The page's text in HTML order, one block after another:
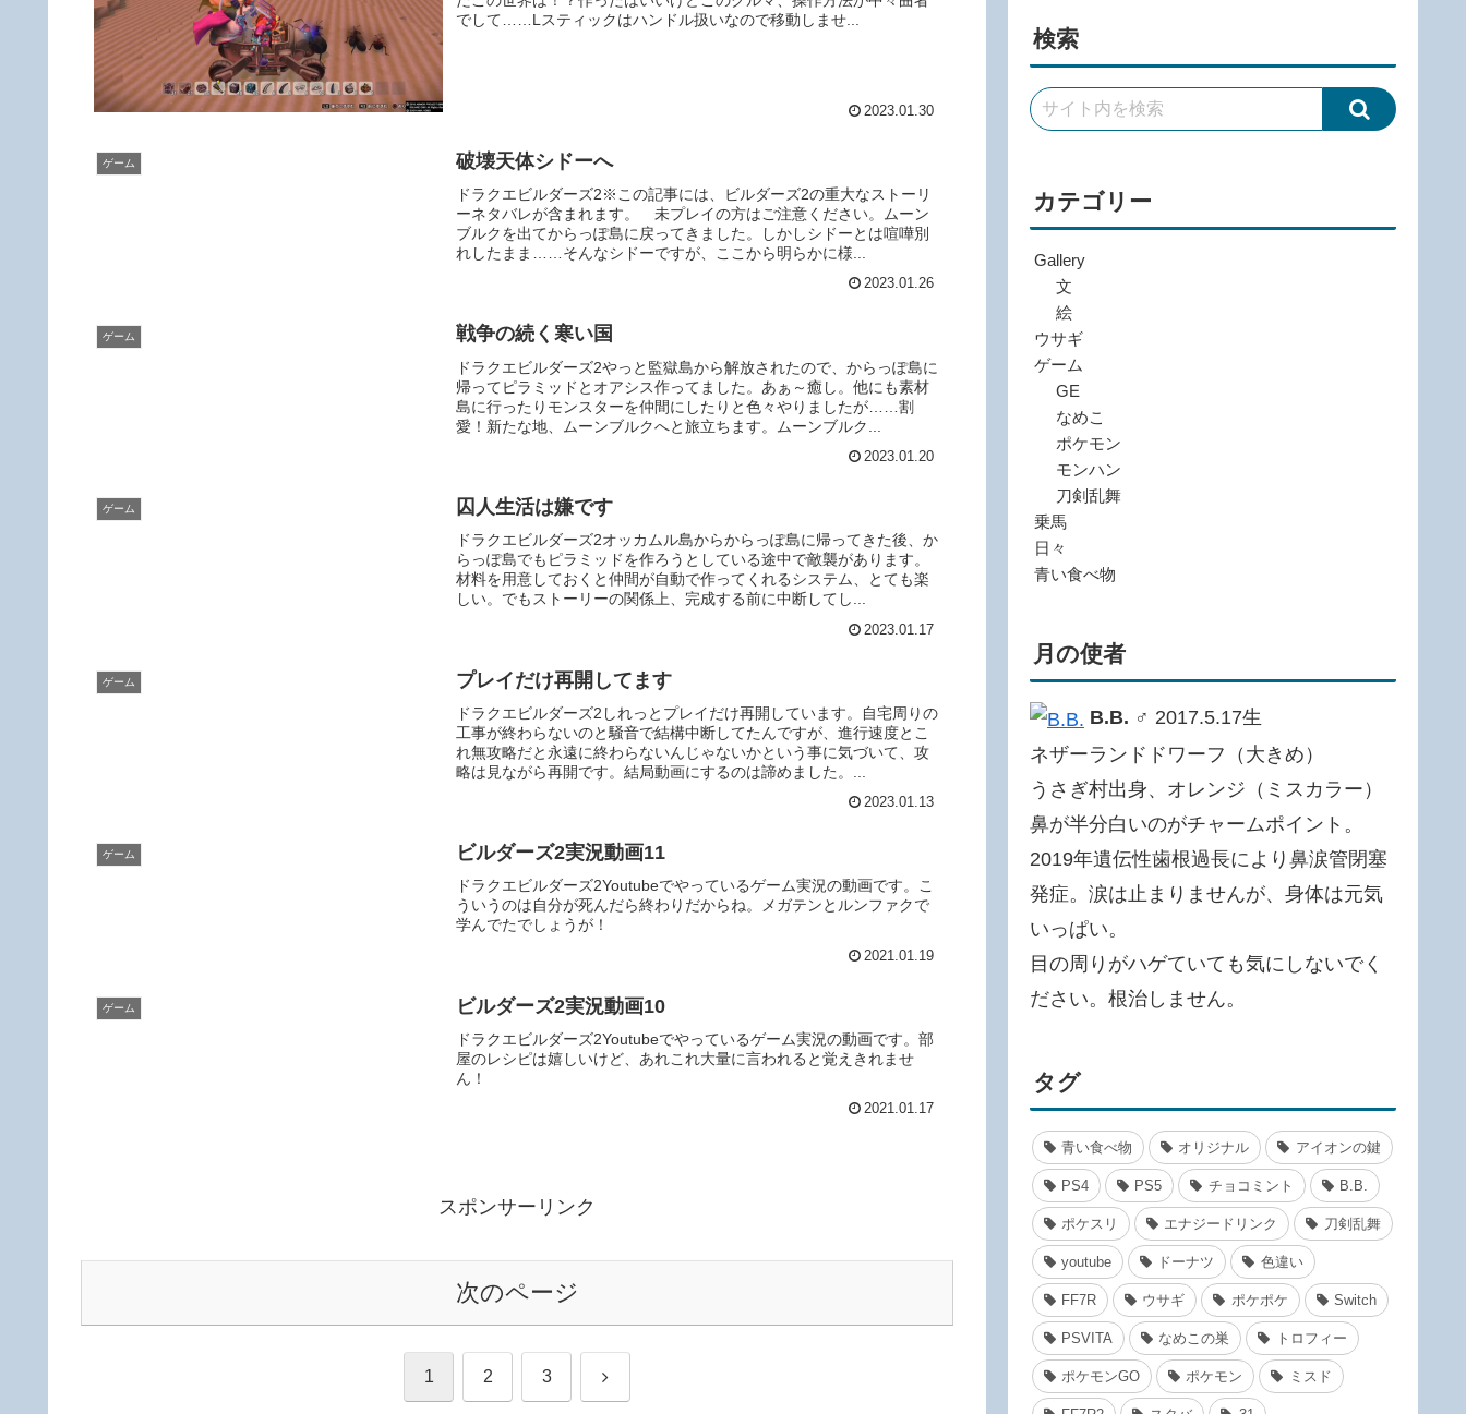
でして……Lスティックはハンドル扱いなので移動しませ...
2023.01.30
ゲーム 破壊天体シドーへ
ドラクエビルダーズ2※この記事には、ビルダーズ2の重大なストーリ
ーネタバレが含まれます。 未プレイの方はご注意ください。ムーン
ブルクを出てからっぽ島に戻ってきました。しかしシドーとは喧嘩別
れしたまま……そんなシドーですが、ここから明らかに様...
2023.01.26
ゲーム 戦争の続く寒い国
ドラクエビルダーズ2やっと監獄島から解放されたので、からっぽ島に
帰ってピラミッドとオアシス作ってました。あぁ～癒し。他にも素材
島に行ったりモンスターを仲間にしたりと色々やりましたが……割
愛！新たな地、ムーンブルクへと旅立ちます。ムーンブルク...
2023.01.20
ゲーム 囚人生活は嫌です
ドラクエビルダーズ2オッカムル島からからっぽ島に帰ってきた後、か
らっぽ島でもピラミッドを作ろうとしている途中で敵襲があります。
材料を用意しておくと仲間が自動で作ってくれるシステム、とても楽
しい。でもストーリーの関係上、完成する前に中断してし...
2023.01.17
ゲーム プレイだけ再開してます
ドラクエビルダーズ2しれっとプレイだけ再開しています。自宅周りの
工事が終わらないのと騒音で結構中断してたんですが、進行速度とこ
れ無攻略だと永遠に終わらないんじゃないかという事に気づいて、攻
略は見ながら再開です。結局動画にするのは諦めました。...
2023.01.13
ゲーム ビルダーズ2実況動画11
ドラクエビルダーズ2Youtubeでやっているゲーム実況の動画です。こ
ういうのは自分が死んだら終わりだからね。メガテンとルンファクで
学んでたでしょうが！
2021.01.19
ゲーム ビルダーズ2実況動画10
ドラクエビルダーズ2Youtubeでやっているゲーム実況の動画です。部
屋のレシピは嬉しいけど、あれこれ大量に言われると覚えきれませ
ん！
2021.01.17
スポンサーリンク
次のページ
1 2 3 次
検索
カテゴリー
Gallery
文
絵
ウサギ
ゲーム
GE
なめこ
ポケモン
モンハン
刀剣乱舞
乗馬
日々
青い食べ物
月の使者
B.B. ♂ 2017.5.17生
ネザーランドドワーフ（大きめ）
うさぎ村出身、オレンジ（ミスカラー）
鼻が半分白いのがチャームポイント。
2019年遺伝性歯根過長により鼻涙管閉塞
発症。涙は止まりませんが、身体は元気
いっぱい。
目の周りがハゲていても気にしないでく
ださい。根治しません。
タグ
青い食べ物 オリジナル アイオンの鍵
PS4 PS5 チョコミント B.B.
ポケスリ エナジードリンク 刀剣乱舞
youtube ドーナツ 色違い
FF7R ウサギ ポケポケ Switch
PSVITA なめこの巣 トロフィー
ポケモンGO ポケモン ミスド